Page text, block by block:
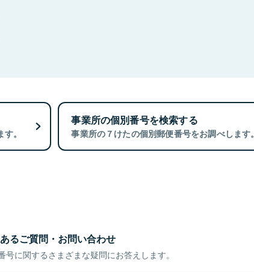
。
事業所の個別番号を検索する
事業所の７けたの個別郵便番号をお調べします。
るご質問・お問い合わせ
号に関するさまざまな疑問にお答えします。